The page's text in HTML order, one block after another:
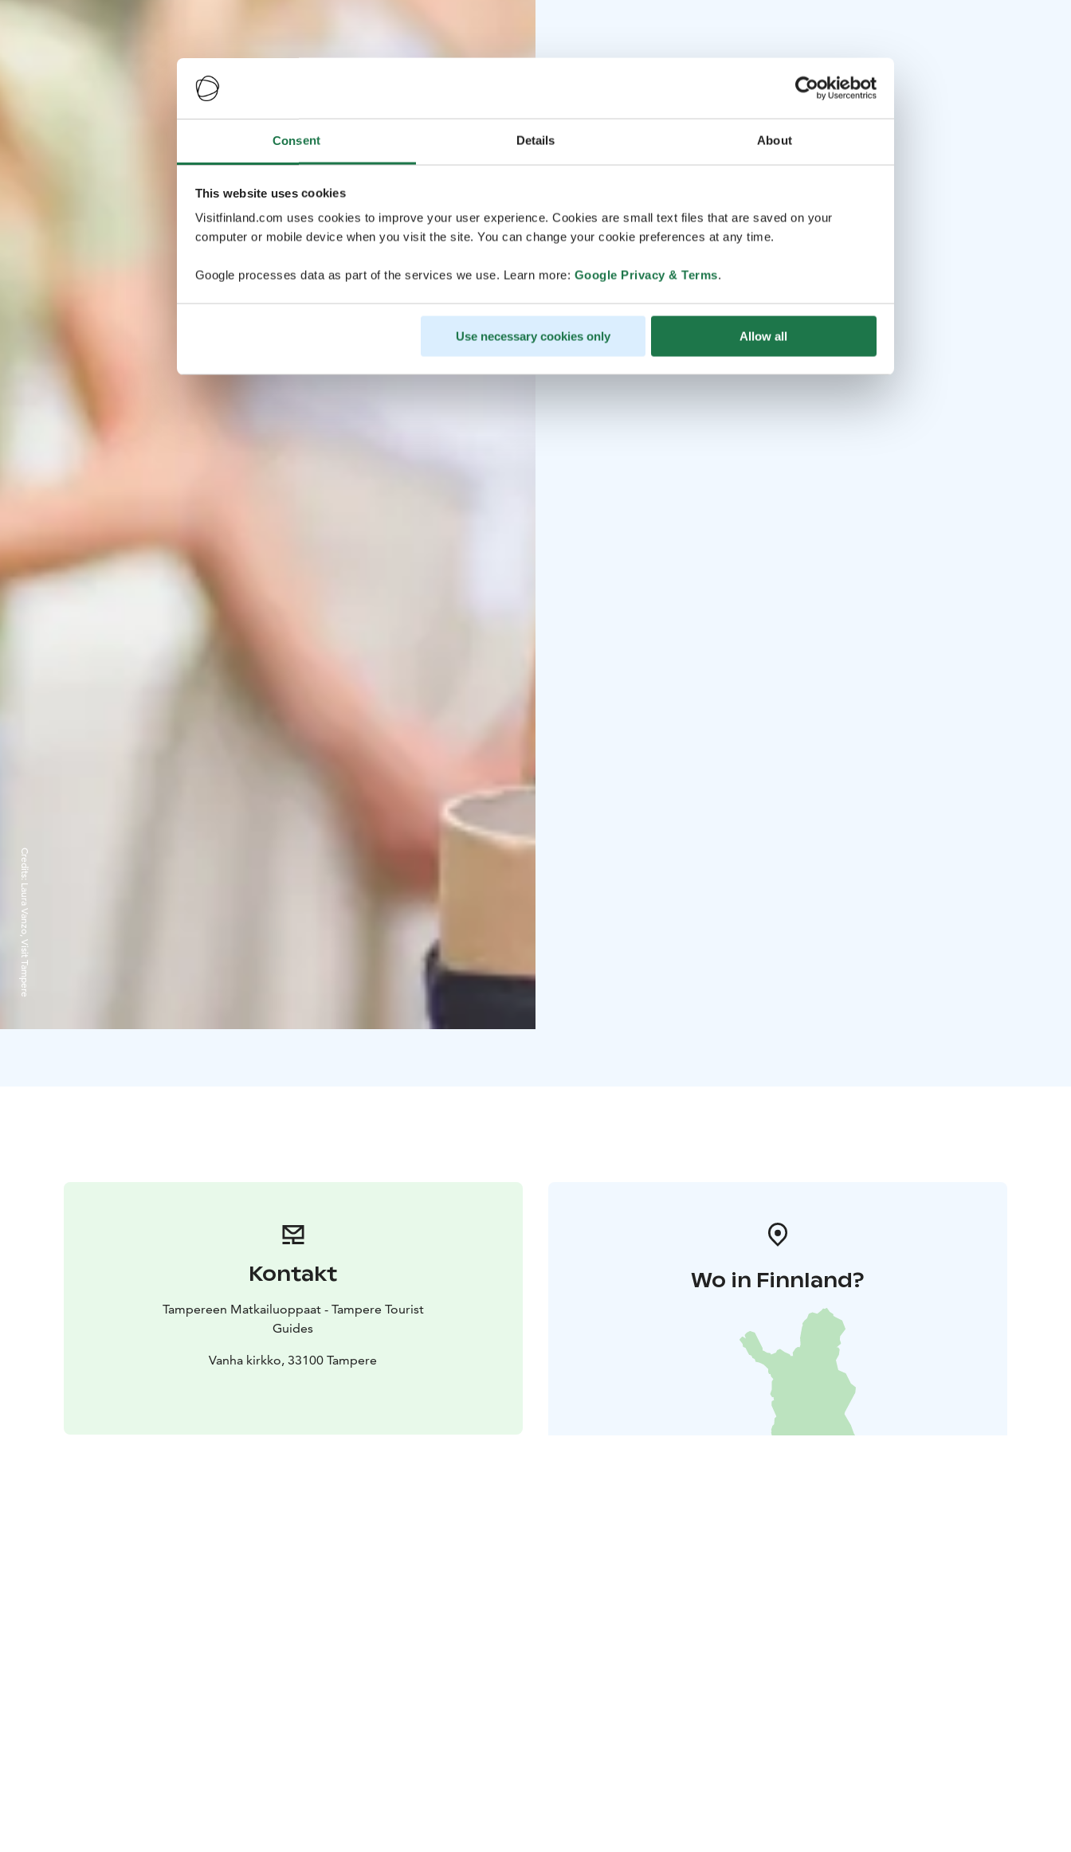
Consent Details About
This website uses cookies
Visitfinland.com uses cookies to improve your user experience. Cookies are small text files that are saved on your
computer or mobile device when you visit the site. You can change your cookie preferences at any time.
Google processes data as part of the services we use. Learn more: Google Privacy & Terms.
Use necessary cookies only Allow all
Credits:
Laura Vanzo, Visit Tampere
Kontakt
Tampereen Matkailuoppaat - Tampere Tourist
Guides
Vanha kirkko, 33100 Tampere
Wo in Finnland?